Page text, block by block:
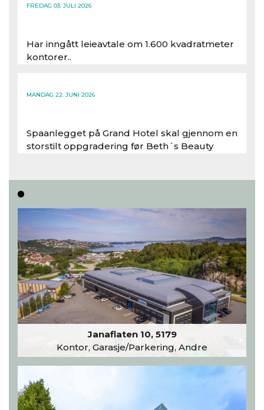
FREDAG 03. JULI 2026
Har inngått leieavtale om 1.600 kvadratmeter
kontorer..
MANDAG 22. JUNI 2026
Spaanlegget på Grand Hotel skal gjennom en
storstilt oppgradering før Beth´s Beauty
Les hele artikkelen
Janaflaten 10, 5179
Kontor, Garasje/Parkering, Andre